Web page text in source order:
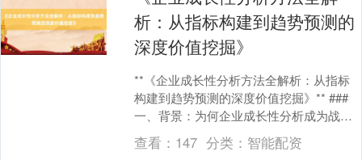
析：从指标构建到趋势预测的
深度价值挖掘》
**《企业成长性分析方法全解析：从指标
构建到趋势预测的深度价值挖掘》** ###
一、背景：为何企业成长性分析成为战略
决策的"北极星"？ 在VUCA（易变、不
确....
查看： 147 分类： 智能配资